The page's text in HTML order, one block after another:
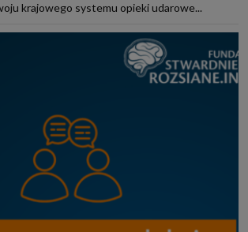
krajowego systemu opieki udarowe...